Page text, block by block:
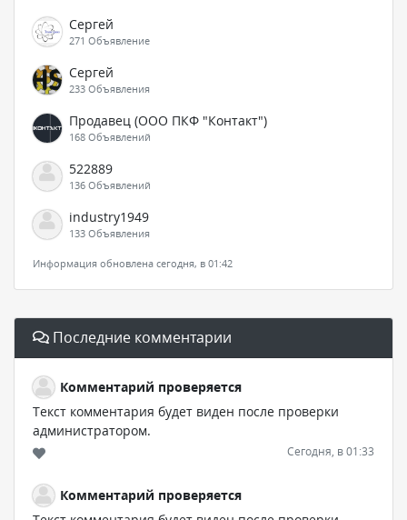
Сергей
271 Объявление
Сергей
233 Объявления
Продавец (ООО ПКФ "Контакт")
168 Объявлений
522889
136 Объявлений
industry1949
133 Объявления
Информация обновлена сегодня, в 01:42
Последние комментарии
Комментарий проверяется
Текст комментария будет виден после проверки
администратором.
Сегодня, в 01:33
Комментарий проверяется